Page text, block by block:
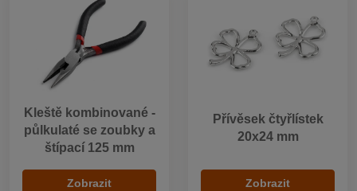
Kleště kombinované -
půlkulaté se zoubky a
štípací 125 mm
Zobrazit
Přívěsek čtyřlístek
20x24 mm
Zobrazit